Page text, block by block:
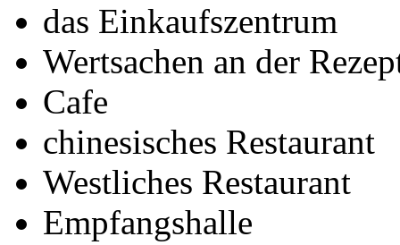
das Einkaufszentrum
Wertsachen an der
Cafe
chinesisches Restaurant
Westliches Restaurant
Empfangshalle